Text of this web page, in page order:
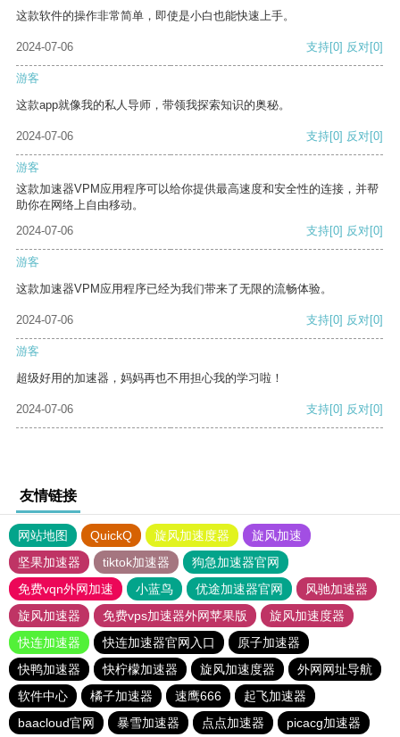
这款软件的操作非常简单，即使是小白也能快速上手。
2024-07-06 支持[0] 反对[0]
游客
这款app就像我的私人导师，带领我探索知识的奥秘。
2024-07-06 支持[0] 反对[0]
游客
这款加速器VPM应用程序可以给你提供最高速度和安全性的连接，并帮
助你在网络上自由移动。
2024-07-06
支持[0] 反对[0]
游客
这款加速器VPM应用程序已经为我们带来了无限的流畅体验。
2024-07-06 支持[0] 反对[0]
游客
超级好用的加速器，妈妈再也不用担心我的学习啦！
2024-07-06 支持[0] 反对[0]
友情链接
网站地图 QuickQ 旋风加速度器
旋风加速
坚果加速器
tiktok加速器
狗急加速器官网
免费vqn外网加速
小蓝鸟 优途加速器官网
风驰加速器
旋风加速器
免费vps加速器外网苹果版
旋风加速度器
快连加速器
快连加速器官网入口
原子加速器
快鸭加速器
快柠檬加速器 旋风加速度器
外网网址导航
软件中心
橘子加速器 速鹰666
起飞加速器
baacloud官网
暴雪加速器 点点加速器 picacg加速器